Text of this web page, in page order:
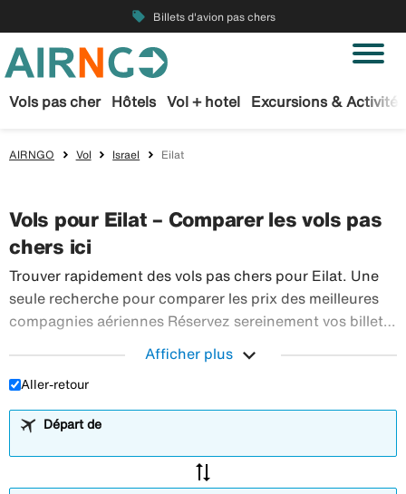
local_offer Billets d'avion pas chers
Vols pas cher Hôtels Vol + hotel Excursions & Activités
AIRNGO Vol Israel Eilat
Vols pour Eilat – Comparer les vols pas
chers ici
Trouver rapidement des vols pas chers pour Eilat. Une
seule recherche pour comparer les prix des meilleures
compagnies aériennes Réservez sereinement vos billets
voyages en avion à destination du monde entier.
Afficher plus expand_more
Aller-retour
Départ de
sync_alt